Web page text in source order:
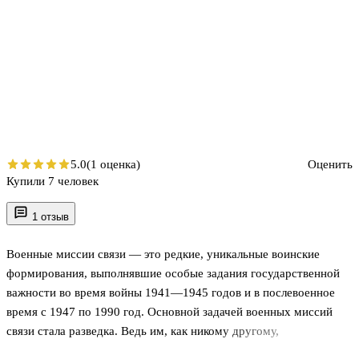
1 отзыв
Военные миссии связи — это редкие, уникальные воинские
формирования, выполнявшие особые задания государственной
важности во время войны 1941—1945 годов и в послевоенное
время с 1947 по 1990 год. Основной задачей военных миссий
связи стала разведка. Ведь им, как никому другому,
5.0(1 оценка)
Оценить
Купили 7 человек